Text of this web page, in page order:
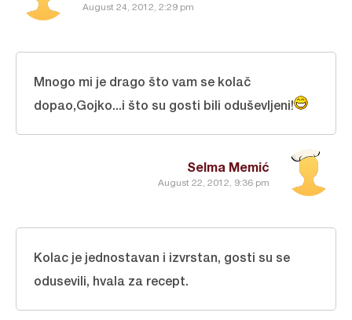
August 24, 2012, 2:29 pm
Selma Memić
August 22, 2012, 9:36 pm
Mnogo mi je drago što vam se kolač
dopao,Gojko...i što su gosti bili oduševljeni!
Kolac je jednostavan i izvrstan, gosti su se
odusevili, hvala za recept.